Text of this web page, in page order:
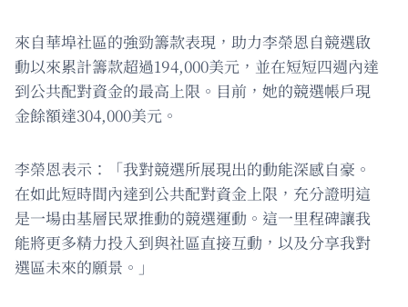
來自華埠社區的強勁籌款表現，助力李榮恩自競選啟
動以來累計籌款超過194,000美元，並在短短四週內達
到公共配對資金的最高上限。目前，她的競選帳戶現
金餘額達304,000美元。
李榮恩表示：「我對競選所展現出的動能深感自豪。
在如此短時間內達到公共配對資金上限，充分證明這
是一場由基層民眾推動的競選運動。這一里程碑讓我
能將更多精力投入到與社區直接互動，以及分享我對
選區未來的願景。」